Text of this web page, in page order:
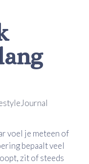
voel je meteen of
bepaalt veel
zit of steeds